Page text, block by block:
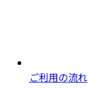
ご利用の流れ